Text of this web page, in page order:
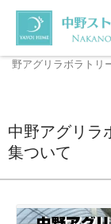
ホーム 観
野アグリラボラトリ
中野アグリラ
集ついて